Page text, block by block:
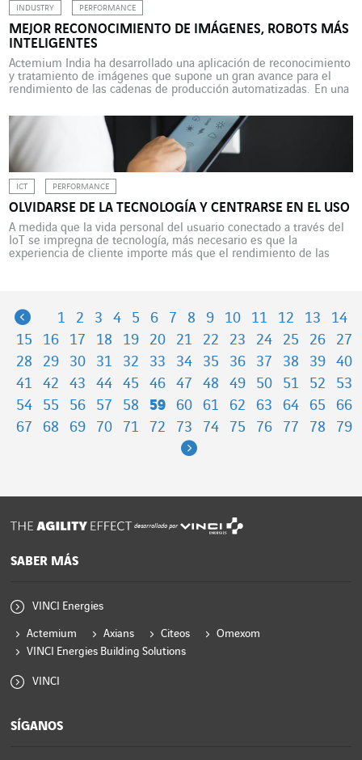
INDUSTRY PERFORMANCE
MEJOR RECONOCIMIENTO DE IMÁGENES, ROBOTS MÁS
INTELIGENTES
Actemium India ha desarrollado una aplicación de reconocimiento
y tratamiento de imágenes que supone un gran avance para el
rendimiento de las cadenas de producción automatizadas. En una
extracción de una pieza almacenada en una caja puede resultar
complicada. La mayoría de los brazos robotizados que […]
ICT PERFORMANCE
OLVIDARSE DE LA TECNOLOGÍA Y CENTRARSE EN EL USO
A medida que la vida personal del usuario conectado a través del
IoT se impregna de tecnología, más necesario es que la
experiencia de cliente importe más que el rendimiento de las
Previous
1 2 3 4 5 6 7 8 9 10 11 12 13
14
15
16 17 18 19 20 21 22 23 24 25 26
27
28
29 30 31 32 33 34 35 36 37 38 39
40
41
42 43 44 45 46 47 48 49 50 51 52
53
54
55 56 57 58 59 60 61 62 63 64 65
66
67
68 69 70 71 72 73 74 75 76 77 78
79
Next
desarrollado por
SABER MÁS
VINCI Energies
Actemium Axians Citeos
Omexom
VINCI Energies Building Solutions
VINCI
SÍGANOS